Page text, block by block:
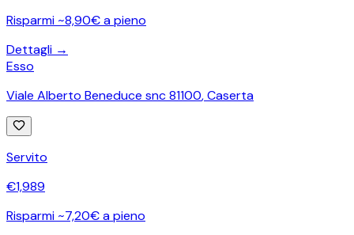
Risparmi ~8,90€ a pieno
Dettagli →
Esso
Viale Alberto Beneduce snc 81100,Caserta
Servito
€1,989
Risparmi ~7,20€ a pieno